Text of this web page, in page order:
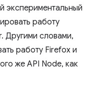
экспериментальный
работу
Другими словами,
работу Firefox и
же API Node, как